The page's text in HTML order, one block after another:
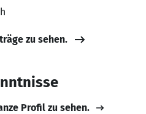
zu sehen.
Profil zu sehen.